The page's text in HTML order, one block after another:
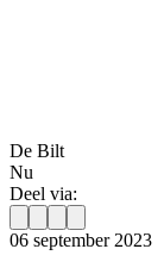
De Bilt
Nu
Deel via:
06 september 2023